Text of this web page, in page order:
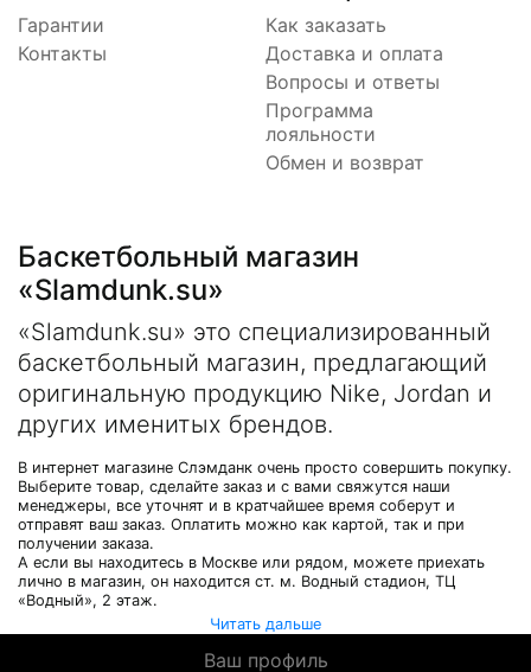
Гарантии
Контакты
Как заказать
Доставка и оплата
Вопросы и ответы
Программа
лояльности
Обмен и возврат
Баскетбольный магазин
«Slamdunk.su»
«Slamdunk.su» это специализированный
баскетбольный магазин, предлагающий
оригинальную продукцию Nike, Jordan и
других именитых брендов.
В интернет магазине Слэмданк очень просто совершить покупку.
Выберите товар, сделайте заказ и с вами свяжутся наши
менеджеры, все уточнят и в кратчайшее время соберут и
отправят ваш заказ. Оплатить можно как картой, так и при
получении заказа.
А если вы находитесь в Москве или рядом, можете приехать
лично в магазин, он находится ст. м. Водный стадион, ТЦ
«Водный», 2 этаж.
Читать дальше
Ваш профиль